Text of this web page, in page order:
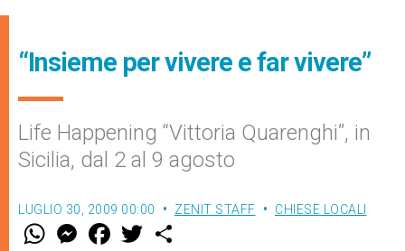
“Insieme per vivere e far vivere”
Life Happening “Vittoria Quarenghi”, in
Sicilia, dal 2 al 9 agosto
LUGLIO 30, 2009 00:00 ZENIT STAFF CHIESE LOCALI
W M
e
F
a w